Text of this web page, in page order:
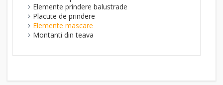
Elemente prindere balustrade
Placute de prindere
Elemente mascare
Montanti din teava